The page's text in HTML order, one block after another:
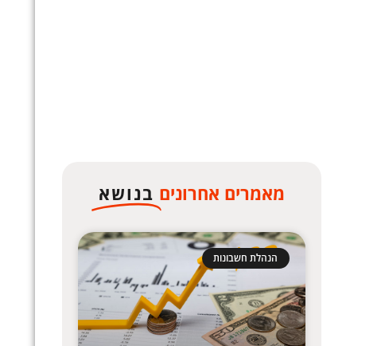
מאמרים אחרונים בנושא
הנהלת חשבונות